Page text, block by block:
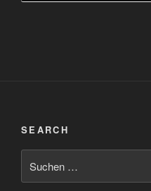
SEARCH
nach: